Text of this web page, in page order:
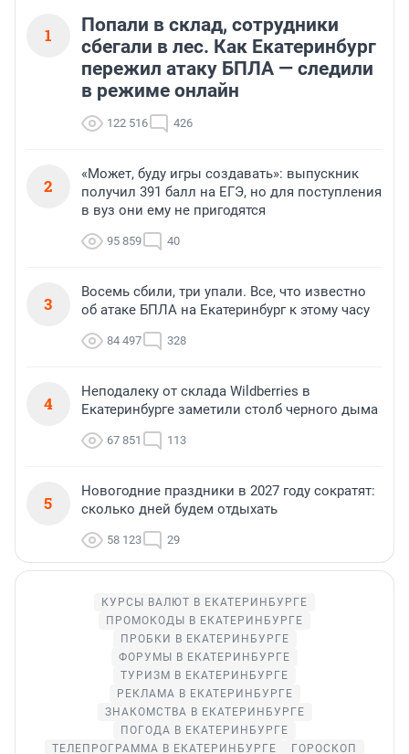
1
Попали в склад, сотрудники
сбегали в лес. Как Екатеринбург
пережил атаку БПЛА — следили
в режиме онлайн
122 516 426
2
«Может, буду игры создавать»: выпускник
получил 391 балл на ЕГЭ, но для поступления
в вуз они ему не пригодятся
95 859 40
3
Восемь сбили, три упали. Все, что известно
об атаке БПЛА на Екатеринбург к этому часу
84 497 328
4
Неподалеку от склада Wildberries в
Екатеринбурге заметили столб черного дыма
67 851 113
5
Новогодние праздники в 2027 году сократят:
сколько дней будем отдыхать
58 123 29
КУРСЫ ВАЛЮТ В ЕКАТЕРИНБУРГЕ
ПРОМОКОДЫ В ЕКАТЕРИНБУРГЕ
ПРОБКИ В ЕКАТЕРИНБУРГЕ
ФОРУМЫ В ЕКАТЕРИНБУРГЕ
ТУРИЗМ В ЕКАТЕРИНБУРГЕ
РЕКЛАМА В ЕКАТЕРИНБУРГЕ
ЗНАКОМСТВА В ЕКАТЕРИНБУРГЕ
ПОГОДА В ЕКАТЕРИНБУРГЕ
ТЕЛЕПРОГРАММА В ЕКАТЕРИНБУРГЕ
ГОРОСКОП